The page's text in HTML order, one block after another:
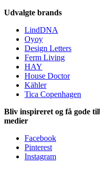
Udvalgte brands
LindDNA
Oyoy
Design Letters
Ferm Living
HAY
House Doctor
Kähler
Tica Copenhagen
Bliv inspireret og få gode
medier
Facebook
Pinterest
Instagram